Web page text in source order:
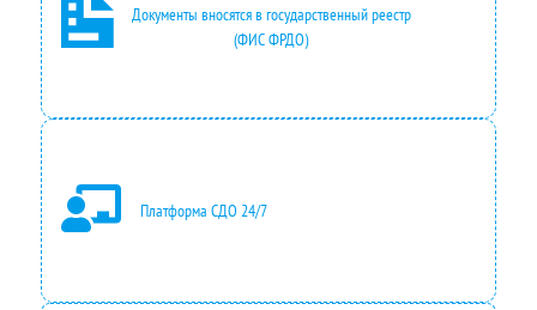
Документы вносятся в государственный реестр
(ФИС ФРДО)
Платформа СДО 24/7